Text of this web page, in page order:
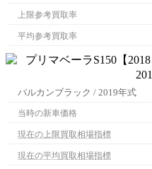
上限参考買取率
平均参考買取率
バルカンブラック / 2019年式
当時の新車価格
現在の上限買取相場指標
現在の平均買取相場指標